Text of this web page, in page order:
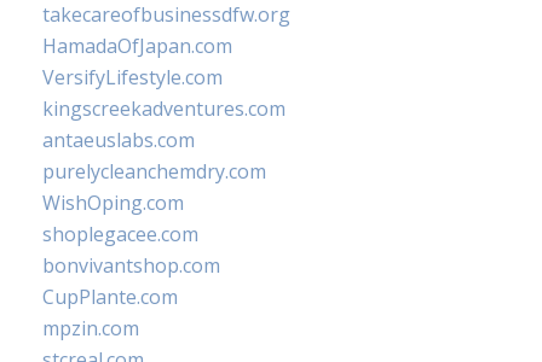
takecareofbusinessdfw.org
HamadaOfJapan.com
VersifyLifestyle.com
kingscreekadventures.com
antaeuslabs.com
purelycleanchemdry.com
WishOping.com
shoplegacee.com
bonvivantshop.com
CupPlante.com
mpzin.com